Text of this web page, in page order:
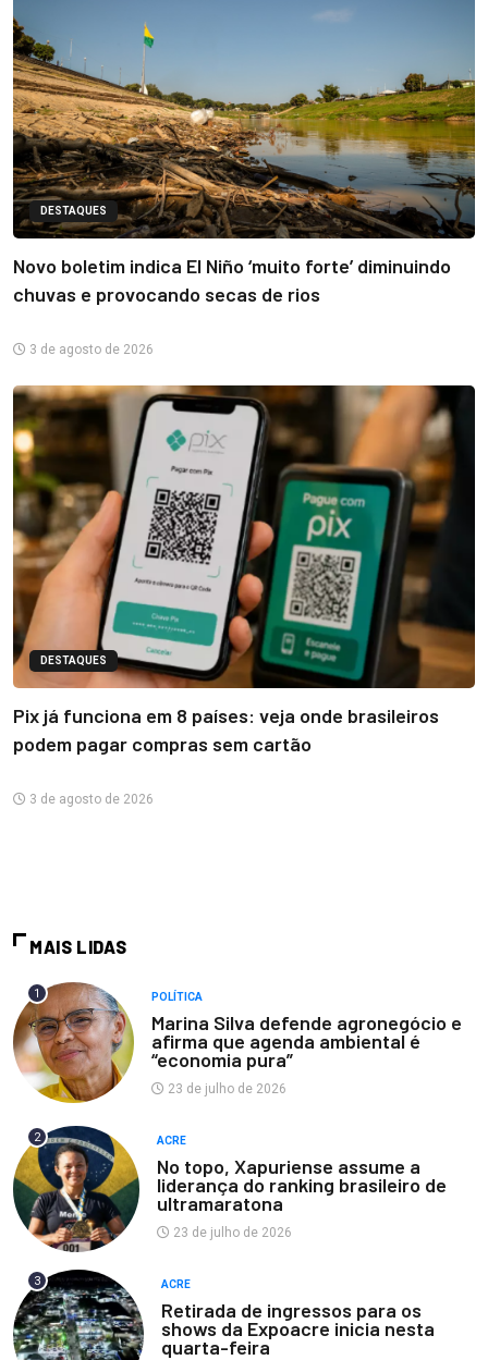
DESTAQUES
Novo boletim indica El Niño ‘muito forte’ diminuindo
chuvas e provocando secas de rios
3 de agosto de 2026
DESTAQUES
Pix já funciona em 8 países: veja onde brasileiros
podem pagar compras sem cartão
3 de agosto de 2026
MAIS LIDAS
1 POLÍTICA
Marina Silva defende agronegócio e
afirma que agenda ambiental é
“economia pura”
23 de julho de 2026
2 ACRE
No topo, Xapuriense assume a
liderança do ranking brasileiro de
ultramaratona
23 de julho de 2026
3 ACRE
Retirada de ingressos para os
shows da Expoacre inicia nesta
quarta-feira